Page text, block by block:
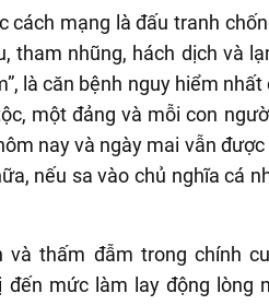
cách mạng là đấu tranh
tham nhũng, hách dịch và
là căn bệnh nguy hiểm
một đảng và mỗi con
nay và ngày mai vẫn
nếu sa vào chủ nghĩa cá
thấm đẫm trong chính
mức làm lay động lòng